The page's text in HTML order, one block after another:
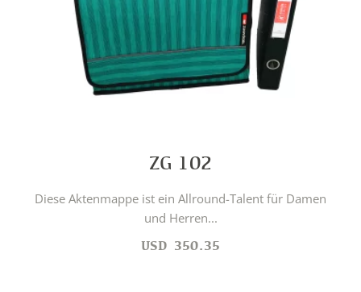
ZG 102
Diese Aktenmappe ist ein Allround-Talent für Damen
und Herren...
USD 350.35